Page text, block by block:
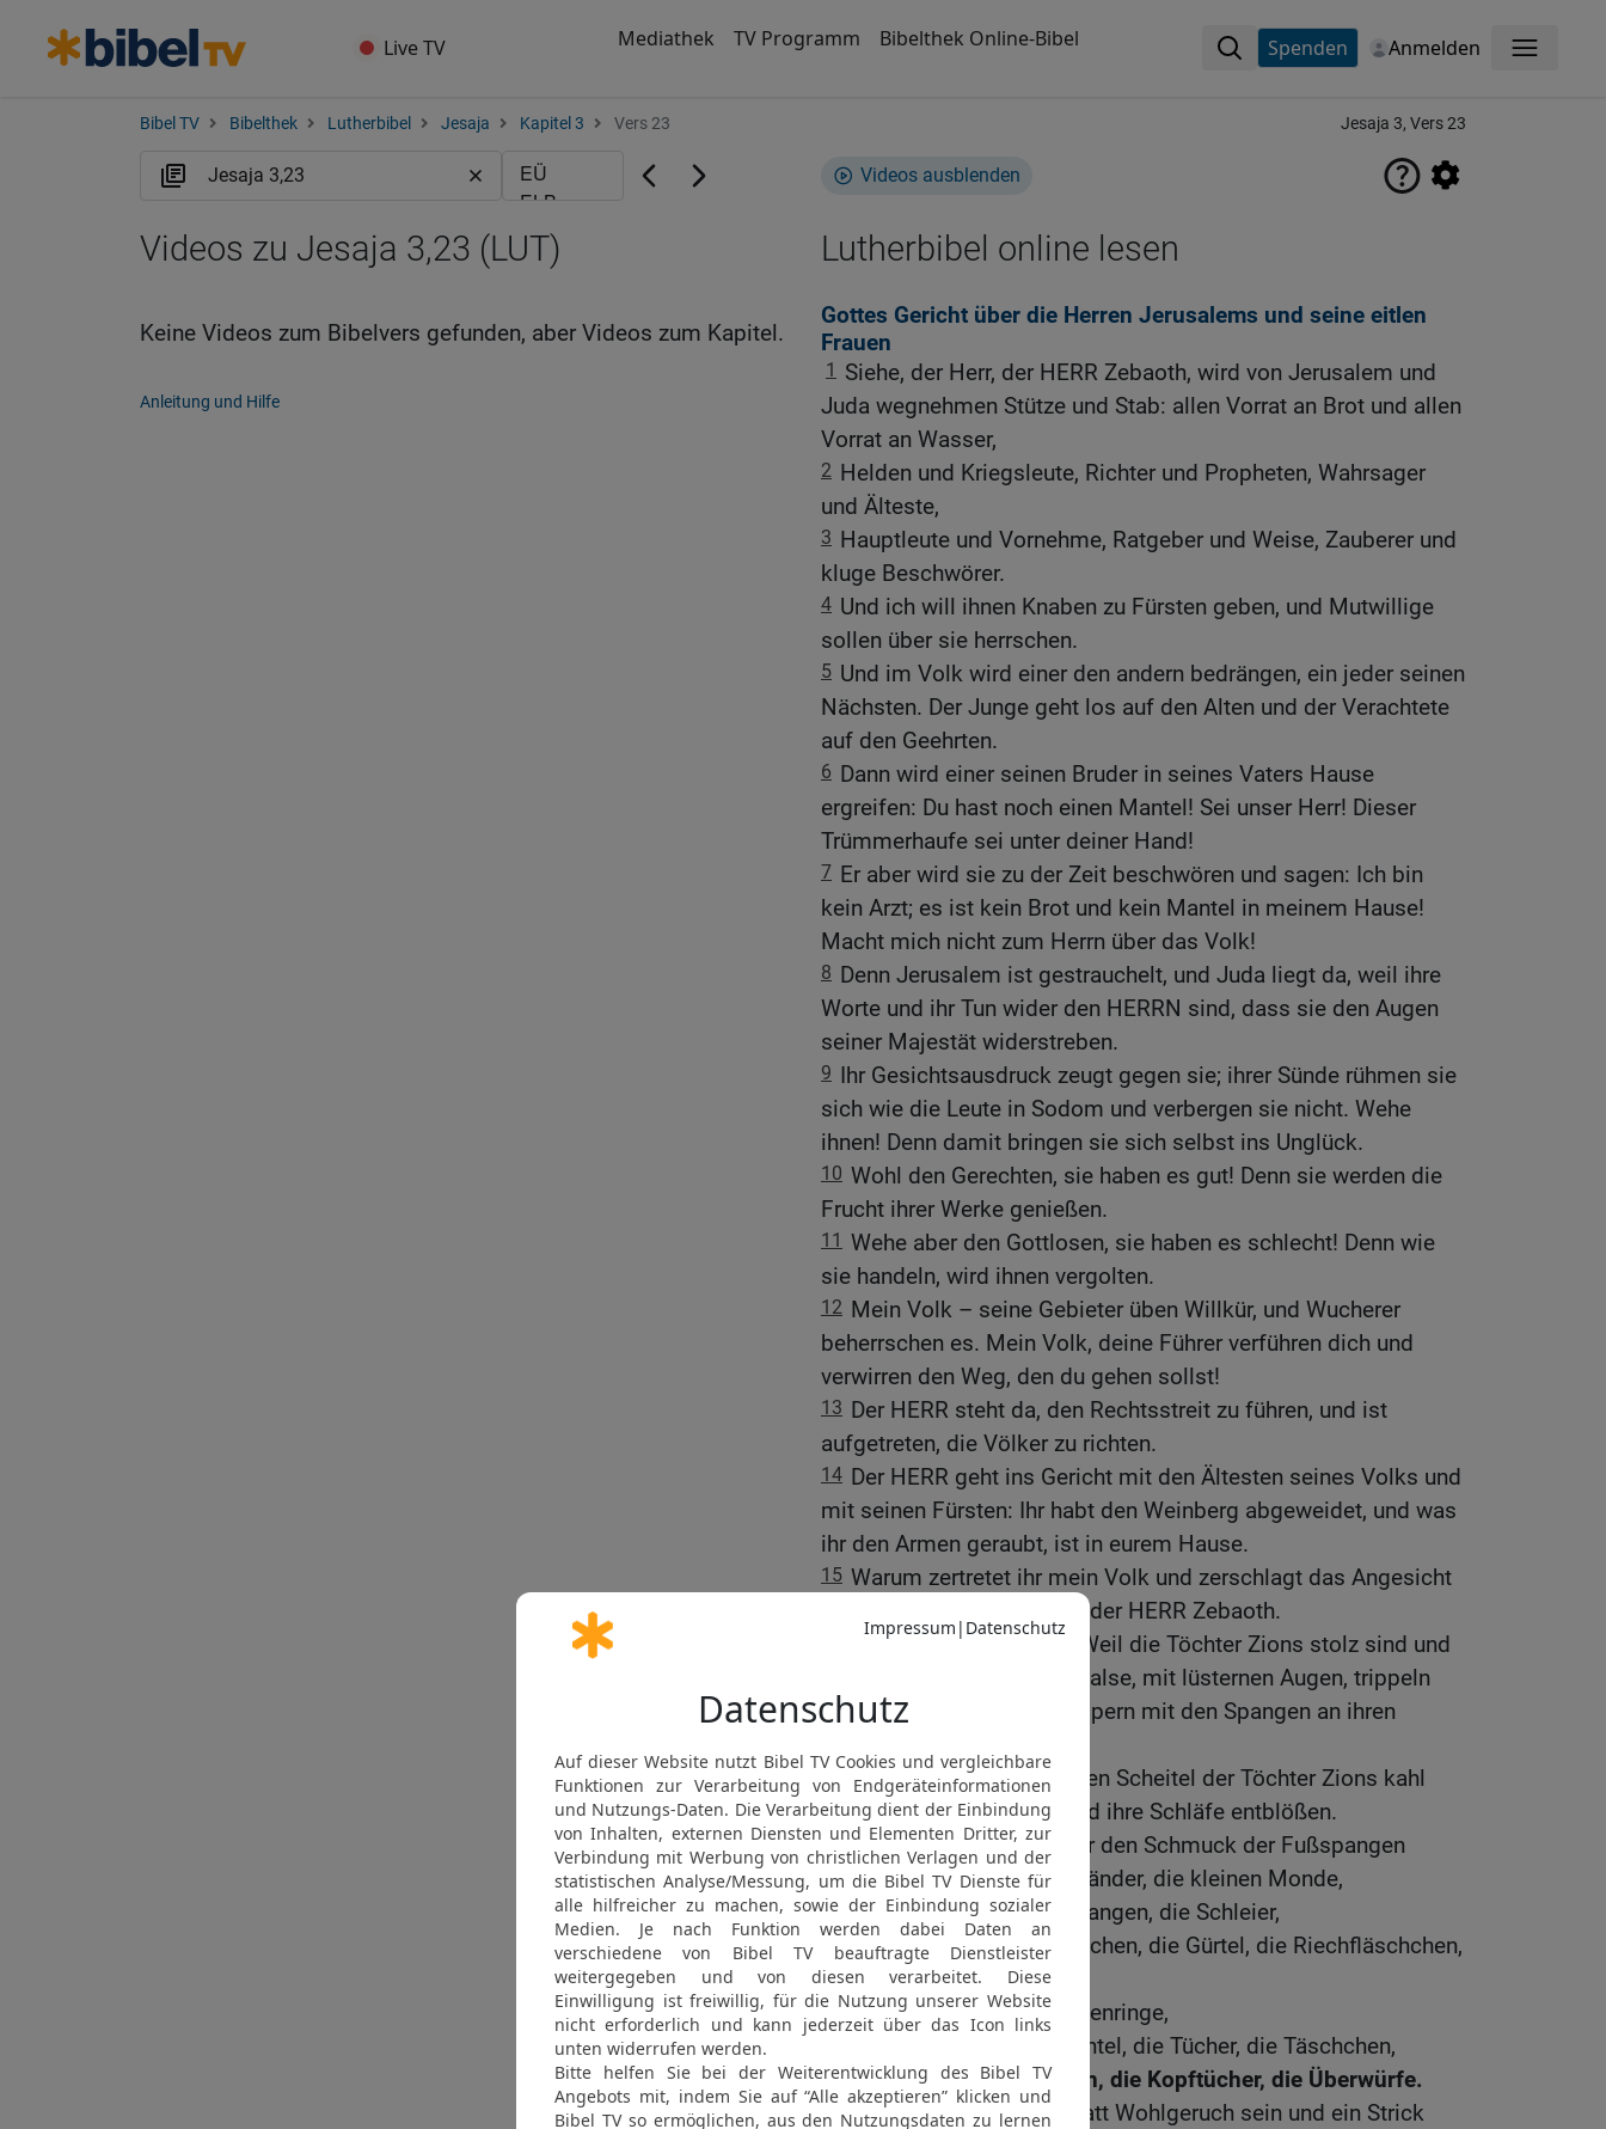
Live TV Mediathek TV Programm Bibelthek Online-Bibel Spenden Anmelden Menü
Bibel TV Bibelthek Lutherbibel Jesaja Kapitel 3 Vers 23 Jesaja 3, Vers 23
Videos ausblenden
Lutherbibel online lesen
Gottes Gericht über die Herren Jerusalems und seine eitlen
Frauen
1
Siehe, der Herr, der HERR Zebaoth, wird von Jerusalem und
Juda wegnehmen Stütze und Stab: allen Vorrat an Brot und allen
Vorrat an Wasser,
2 Helden und Kriegsleute, Richter und Propheten, Wahrsager
und Älteste,
3 Hauptleute und Vornehme, Ratgeber und Weise, Zauberer und
kluge Beschwörer.
4 Und ich will ihnen Knaben zu Fürsten geben, und Mutwillige
sollen über sie herrschen.
5 Und im Volk wird einer den andern bedrängen, ein jeder seinen
Nächsten. Der Junge geht los auf den Alten und der Verachtete
auf den Geehrten.
6 Dann wird einer seinen Bruder in seines Vaters Hause
ergreifen: Du hast noch einen Mantel! Sei unser Herr! Dieser
Trümmerhaufe sei unter deiner Hand!
7 Er aber wird sie zu der Zeit beschwören und sagen: Ich bin
kein Arzt; es ist kein Brot und kein Mantel in meinem Hause!
Macht mich nicht zum Herrn über das Volk!
8 Denn Jerusalem ist gestrauchelt, und Juda liegt da, weil ihre
Worte und ihr Tun wider den HERRN sind, dass sie den Augen
seiner Majestät widerstreben.
9 Ihr Gesichtsausdruck zeugt gegen sie; ihrer Sünde rühmen sie
sich wie die Leute in Sodom und verbergen sie nicht. Wehe
ihnen! Denn damit bringen sie sich selbst ins Unglück.
10 Wohl den Gerechten, sie haben es gut! Denn sie werden die
Frucht ihrer Werke genießen.
11 Wehe aber den Gottlosen, sie haben es schlecht! Denn wie
sie handeln, wird ihnen vergolten.
12 Mein Volk – seine Gebieter üben Willkür, und Wucherer
beherrschen es. Mein Volk, deine Führer verführen dich und
verwirren den Weg, den du gehen sollst!
13 Der HERR steht da, den Rechtsstreit zu führen, und ist
aufgetreten, die Völker zu richten.
14 Der HERR geht ins Gericht mit den Ältesten seines Volks und
mit seinen Fürsten: Ihr habt den Weinberg abgeweidet, und was
ihr den Armen geraubt, ist in eurem Hause.
15 Warum zertretet ihr mein Volk und zerschlagt das Angesicht
der Elenden?, spricht Gott, der HERR Zebaoth.
Und der HERR sprach: Weil die Töchter Zions stolz sind und
gehen mit aufgerecktem Halse, mit lüsternen Augen, trippeln
daher und tänzeln und klimpern mit den Spangen an ihren
deshalb wird der Herr den Scheitel der Töchter Zions kahl
machen, und der HERR wird ihre Schläfe entblößen.
18 Zu der Zeit wird der Herr den Schmuck der Fußspangen
wegnehmen und die Stirnbänder, die kleinen Monde,
19 die Ohrringe, die Armspangen, die Schleier,
20 die Hauben, die Fußkettchen, die Gürtel, die Riechfläschchen,
die Amulette,
21 die Fingerringe, die Nasenringe,
die Feierkleider, die Mäntel, die Tücher, die Täschchen,
23 die Spiegel, die Hemden, die Kopftücher, die Überwürfe.
24 Und es wird Gestank statt Wohlgeruch sein und ein Strick
Videos zu Jesaja 3,23 (LUT)
Keine Videos zum Bibelvers gefunden, aber Videos zum Kapitel.
Anleitung und Hilfe